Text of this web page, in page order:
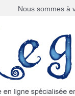
Nous sommes à